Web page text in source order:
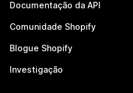
Documentação da API
Comunidade Shopify
Blogue Shopify
Investigação